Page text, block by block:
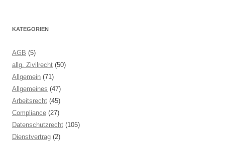
KATEGORIEN
AGB (5)
allg. Zivilrecht (50)
Allgemein (71)
Allgemeines (47)
Arbeitsrecht (45)
Compliance (27)
Datenschutzrecht (105)
Dienstvertrag (2)